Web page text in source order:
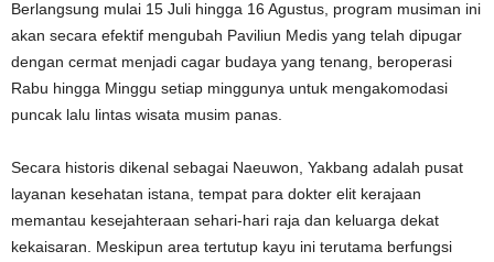
Berlangsung mulai 15 Juli hingga 16 Agustus, program musiman ini
akan secara efektif mengubah Paviliun Medis yang telah dipugar
dengan cermat menjadi cagar budaya yang tenang, beroperasi
Rabu hingga Minggu setiap minggunya untuk mengakomodasi
puncak lalu lintas wisata musim panas.
Secara historis dikenal sebagai Naeuwon, Yakbang adalah pusat
layanan kesehatan istana, tempat para dokter elit kerajaan
memantau kesejahteraan sehari-hari raja dan keluarga dekat
kekaisaran. Meskipun area tertutup kayu ini terutama berfungsi